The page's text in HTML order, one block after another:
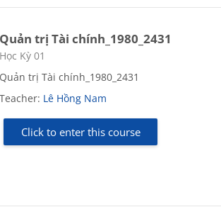
Quản trị Tài chính_1980_2431
Course category
Học Kỳ 01
Quản trị Tài chính_1980_2431
Teacher: Lê Hồng Nam
Click to enter this course